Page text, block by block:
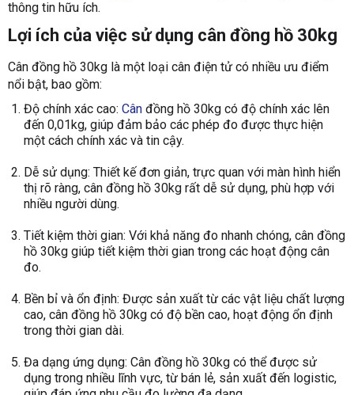
thông tin hữu ích.
Lợi ích của việc sử dụng cân đồng hồ 30kg
Cân đồng hồ 30kg là một loại cân điện tử có nhiều ưu điểm
nổi bật, bao gồm:
Độ chính xác cao: Cân đồng hồ 30kg có độ chính xác lên
đến 0,01kg, giúp đảm bảo các phép đo được thực hiện
một cách chính xác và tin cậy.
Dễ sử dụng: Thiết kế đơn giản, trực quan với màn hình hiển
thị rõ ràng, cân đồng hồ 30kg rất dễ sử dụng, phù hợp với
nhiều người dùng.
Tiết kiệm thời gian: Với khả năng đo nhanh chóng, cân đồng
hồ 30kg giúp tiết kiệm thời gian trong các hoạt động cân
đo.
Bền bỉ và ổn định: Được sản xuất từ các vật liệu chất lượng
cao, cân đồng hồ 30kg có độ bền cao, hoạt động ổn định
trong thời gian dài.
Đa dạng ứng dụng: Cân đồng hồ 30kg có thể được sử
dụng trong nhiều lĩnh vực, từ bán lẻ, sản xuất đến logistic,